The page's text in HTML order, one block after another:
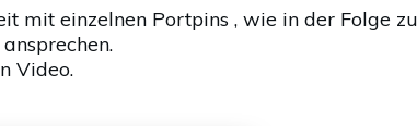
mit einzelnen Portpins , wie in der Folge
Video.